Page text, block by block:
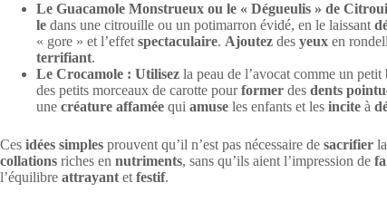
Le Guacamole Monstrueux ou le « Dégueulis » de
le dans une citrouille ou un potimarron évidé, en le laissant
« gore » et l’effet spectaculaire. Ajoutez des yeux en
terrifiant.
Le Crocamole : Utilisez la peau de l’avocat comme un petit
des petits morceaux de carotte pourformer des dents
une créature affamée qui amuse les enfants et les incite à
Ces idées simples prouvent qu’il n’est pas nécessaire de sacrifier la
collations riches en nutriments, sans qu’ils aient l’impression de
l’équilibre attrayant et festif.